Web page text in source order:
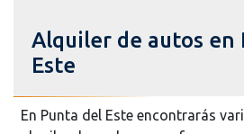
Alquiler de autos en
Este
En Punta del Este encontrarás